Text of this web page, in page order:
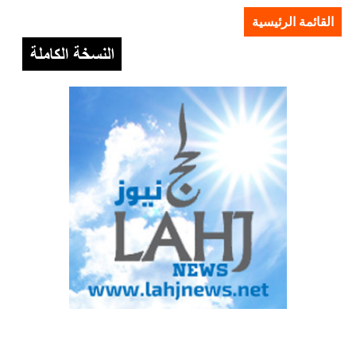
القائمة الرئيسية